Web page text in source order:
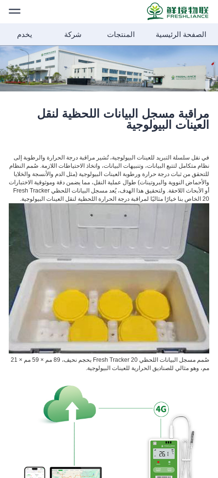
الصفحة
المنتجات
حلول
شركة
خدمة
العربية
الصفحة الرئيسية المنتجات شركة يخدم
مراقبة مسجل البيانات اللحظية لنقل
العينات البيولوجية
في نقل سلسلة التبريد للعينات البيولوجية، تُشير مراقبة درجة الحرارة والرطوبة إلى
نظام متكامل لتتبع البيانات، وتنبيهات البيانات، واتخاذ الاحتياطات اللازمة. صُمم النظام
للتحقق من ثبات درجة حرارة ورطوبة العينات البيولوجية (مثل الدم والأنسجة والخلايا
والأحماض النووية والبروتينات) طوال عملية النقل، مما يضمن دقة وموثوقية الاختبارات
أو الأبحاث اللاحقة. ولتحقيق هذا الهدف، يُعد مسجل البيانات اللحظي Fresh Tracker
20 الخاص بنا خيارًا مثاليًا لمراقبة درجة الحرارة اللحظية لنقل العينات البيولوجية.
صُمم مسجل البيانات اللحظي Fresh Tracker 20 بحجم نحيف، 89 مم × 59 مم × 21
مم، وهو مثالي للصناديق الحرارية للعينات البيولوجية.